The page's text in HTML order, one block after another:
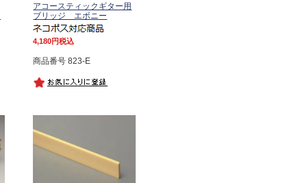
アコースティックギター用
ブリッジ エボニー
4,180 税込
商品番号 823-E